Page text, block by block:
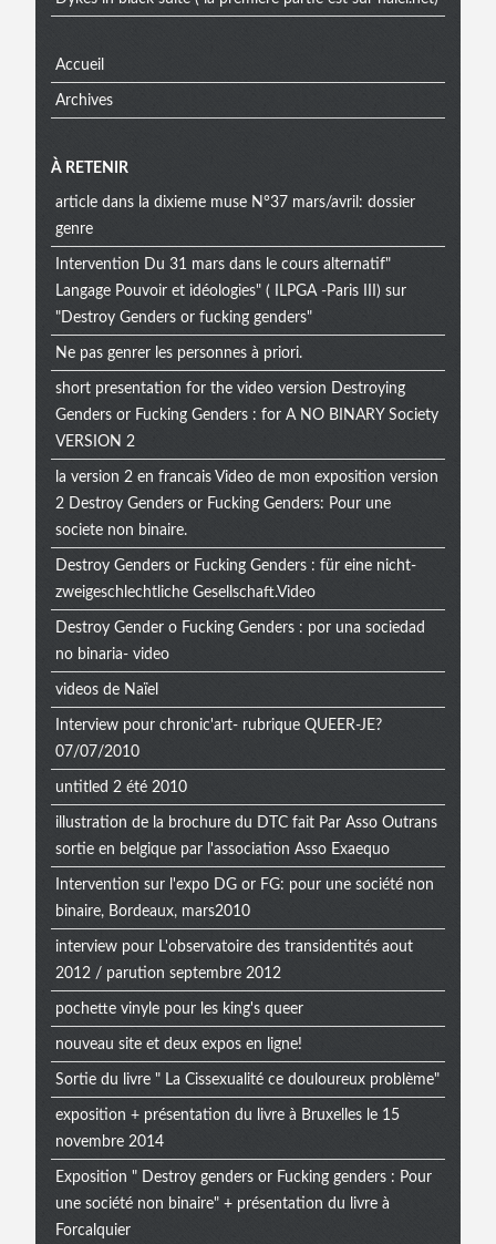
Accueil
Archives
À RETENIR
article dans la dixieme muse N°37 mars/avril: dossier
genre
Intervention Du 31 mars dans le cours alternatif"
Langage Pouvoir et idéologies" ( ILPGA -Paris III) sur
"Destroy Genders or fucking genders"
Ne pas genrer les personnes à priori.
short presentation for the video version Destroying
Genders or Fucking Genders : for A NO BINARY Society
VERSION 2
la version 2 en francais Video de mon exposition version
2 Destroy Genders or Fucking Genders: Pour une
societe non binaire.
Destroy Genders or Fucking Genders : für eine nicht-
zweigeschlechtliche Gesellschaft.Video
Destroy Gender o Fucking Genders : por una sociedad
no binaria- video
videos de Naïel
Interview pour chronic'art- rubrique QUEER-JE?
07/07/2010
untitled 2 été 2010
illustration de la brochure du DTC fait Par Asso Outrans
sortie en belgique par l'association Asso Exaequo
Intervention sur l'expo DG or FG: pour une société non
binaire, Bordeaux, mars2010
interview pour L'observatoire des transidentités aout
2012 / parution septembre 2012
pochette vinyle pour les king's queer
nouveau site et deux expos en ligne!
Sortie du livre " La Cissexualité ce douloureux problème"
exposition + présentation du livre à Bruxelles le 15
novembre 2014
Exposition " Destroy genders or Fucking genders : Pour
une société non binaire" + présentation du livre à
Forcalquier